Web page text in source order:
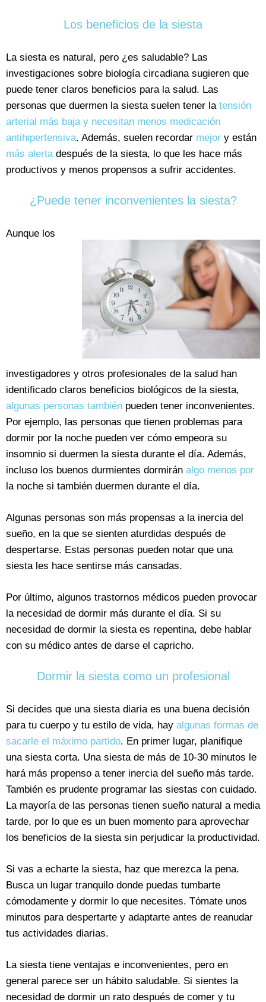
Los beneficios de la siesta
La siesta es natural, pero ¿es saludable? Las
investigaciones sobre biología circadiana sugieren que
puede tener claros beneficios para la salud. Las
personas que duermen la siesta suelen tener la tensión
arterial más baja y necesitan menos medicación
antihipertensiva. Además, suelen recordar mejor y están
más alertadespués de la siesta, lo que les hace más
productivos y menos propensos a sufrir accidentes.
¿Puede tener inconvenientes la siesta?
Aunque los
investigadores y otros profesionales de la salud han
identificado claros beneficios biológicos de la siesta,
algunas personas también pueden tener inconvenientes.
Por ejemplo, las personas que tienen problemas para
dormir por la noche pueden ver cómo empeora su
insomnio si duermen la siesta durante el día. Además,
incluso los buenos durmientes dormirán algo menos por
la noche si también duermen durante el día.
Algunas personas son más propensas a la inercia del
sueño, en la que se sienten aturdidas después de
despertarse. Estas personas pueden notar que una
siesta les hace sentirse más cansadas.
Por último, algunos trastornos médicos pueden provocar
la necesidad de dormir más durante el día. Si su
necesidad de dormir la siesta es repentina, debe hablar
con su médico antes de darse el capricho.
Dormir la siesta como un profesional
Si decides que una siesta diaria es una buena decisión
para tu cuerpo y tu estilo de vida, hay algunas formas de
sacarle el máximo partido. En primer lugar, planifique
una siesta corta. Una siesta de más de 10-30 minutos le
hará más propenso a tener inercia del sueño más tarde.
También es prudente programar las siestas con cuidado.
La mayoría de las personas tienen sueño natural a media
tarde, por lo que es un buen momento para aprovechar
los beneficios de la siesta sin perjudicar la productividad.
Si vas a echarte la siesta, haz que merezca la pena.
Busca un lugar tranquilo donde puedas tumbarte
cómodamente y dormir lo que necesites. Tómate unos
minutos para despertarte y adaptarte antes de reanudar
tus actividades diarias.
La siesta tiene ventajas e inconvenientes, pero en
general parece ser un hábito saludable. Si sientes la
necesidad de dormir un rato después de comer y tu